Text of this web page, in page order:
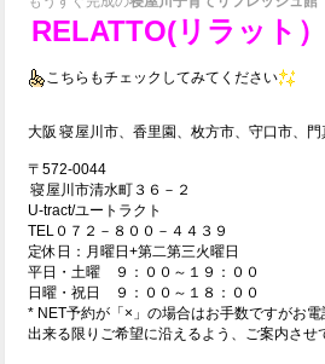
RELATTO(リラット）
こちらもチェックしてみてください
大阪 寝屋川市、香里園、枚方市、守口市、
〒572-0044
寝屋川市清水町３６－２
U-tract/ユートラクト
TEL０７２－８００－４４３９
定休日：月曜日+第二第三火曜日
平日・土曜 ９：００～１９：００
日曜・祝日 ９：００～１８：００
* NET予約が「×」の場合はお手数ですがお電
出来る限りご希望に沿えるよう、ご案内させ